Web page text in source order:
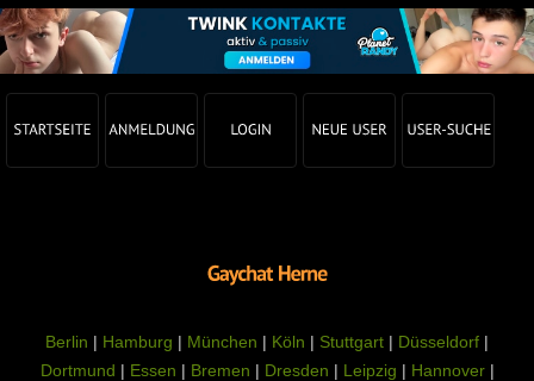
Berlin | Hamburg | München | Köln | Stuttgart | Düsseldorf |
Dortmund | Essen | Bremen | Dresden | Leipzig | Hannover|